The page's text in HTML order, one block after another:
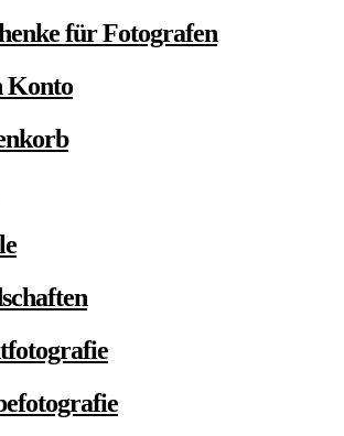
für Fotografen
Konto